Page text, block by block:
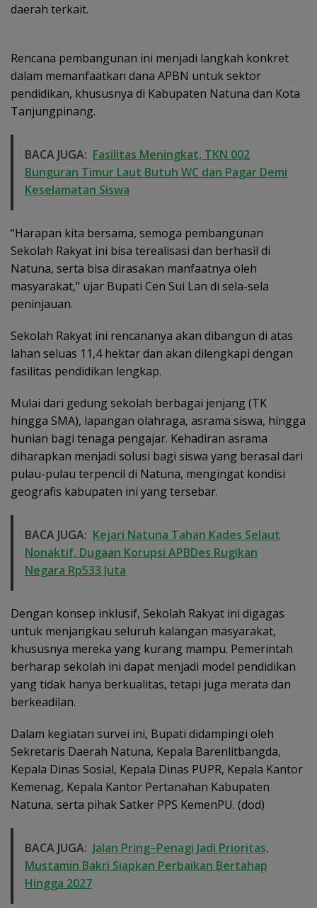
daerah terkait.
Rencana pembangunan ini menjadi langkah konkret
dalam memanfaatkan dana APBN untuk sektor
pendidikan, khususnya di Kabupaten Natuna dan Kota
Tanjungpinang.
BACA JUGA: Fasilitas Meningkat, TKN 002
Bunguran Timur Laut Butuh WC dan Pagar Demi
Keselamatan Siswa
“Harapan kita bersama, semoga pembangunan
Sekolah Rakyat ini bisa terealisasi dan berhasil di
Natuna, serta bisa dirasakan manfaatnya oleh
masyarakat,” ujar Bupati Cen Sui Lan di sela-sela
peninjauan.
Sekolah Rakyat ini rencananya akan dibangun di atas
lahan seluas 11,4 hektar dan akan dilengkapi dengan
fasilitas pendidikan lengkap.
Mulai dari gedung sekolah berbagai jenjang (TK
hingga SMA), lapangan olahraga, asrama siswa, hingga
hunian bagi tenaga pengajar. Kehadiran asrama
diharapkan menjadi solusi bagi siswa yang berasal dari
pulau-pulau terpencil di Natuna, mengingat kondisi
geografis kabupaten ini yang tersebar.
BACA JUGA: Kejari Natuna Tahan Kades Selaut
Nonaktif, Dugaan Korupsi APBDes Rugikan
Negara Rp533 Juta
Dengan konsep inklusif, Sekolah Rakyat ini digagas
untuk menjangkau seluruh kalangan masyarakat,
khususnya mereka yang kurang mampu. Pemerintah
berharap sekolah ini dapat menjadi model pendidikan
yang tidak hanya berkualitas, tetapi juga merata dan
berkeadilan.
Dalam kegiatan survei ini, Bupati didampingi oleh
Sekretaris Daerah Natuna, Kepala Barenlitbangda,
Kepala Dinas Sosial, Kepala Dinas PUPR, Kepala Kantor
Kemenag, Kepala Kantor Pertanahan Kabupaten
Natuna, serta pihak Satker PPS KemenPU. (dod)
BACA JUGA: Jalan Pring–Penagi Jadi Prioritas,
Mustamin Bakri Siapkan Perbaikan Bertahap
Hingga 2027